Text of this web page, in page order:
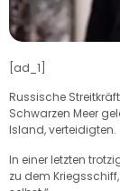
[ad_1]
Russische
Schwarzen Meer
Island, verteidigten.
In einer letzten
zu dem